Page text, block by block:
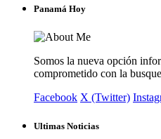
Panamá Hoy
Somos la nueva opción
comprometido con la
Facebook X (Twitter)
Ultimas Noticias